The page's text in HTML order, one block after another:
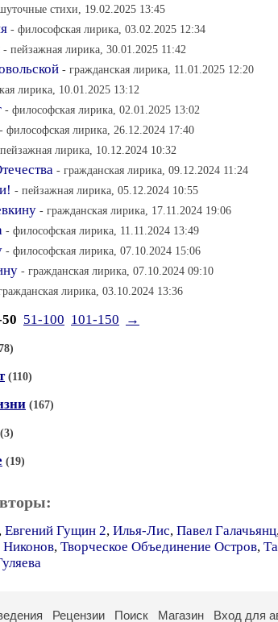
стихи, 19.02.2025 13:45
- философская лирика, 03.02.2025 12:34
- пейзажная лирика, 30.01.2025 11:42
- гражданская лирика, 11.01.2025 12:20
лирика, 10.01.2025 13:12
- философская лирика, 02.01.2025 13:02
- философская лирика, 26.12.2024 17:40
лирика, 10.12.2024 10:32
- гражданская лирика, 09.12.2024 11:24
- пейзажная лирика, 05.12.2024 10:55
- гражданская лирика, 17.11.2024 19:06
- философская лирика, 11.11.2024 13:49
- философская лирика, 07.10.2024 15:06
- гражданская лирика, 07.10.2024 09:10
лирика, 03.10.2024 13:36
51-100 101-150
→
(110)
(167)
(3)
(19)
, Евгений Гущин 2, Илья-Лис, Павел Галачьянц
, Творческое Объединение Остров,
Рецензии Поиск Магазин Вход для